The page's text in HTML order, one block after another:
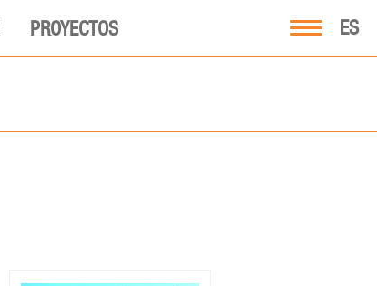
ES
PROYECTOS